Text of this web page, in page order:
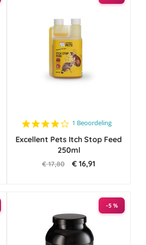
4.0
rating
1 Beoordeling
Excellent Pets Itch Stop Feed
250ml
€ 17,80 € 16,91
-5 %